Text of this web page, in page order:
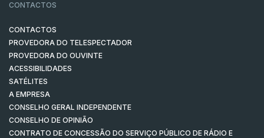
CONTACTOS
CONTACTOS
PROVEDORA DO TELESPECTADOR
PROVEDORA DO OUVINTE
ACESSIBILIDADES
SATÉLITES
A EMPRESA
CONSELHO GERAL INDEPENDENTE
CONSELHO DE OPINIÃO
CONTRATO DE CONCESSÃO DO SERVIÇO PÚBLICO DE RÁDIO E